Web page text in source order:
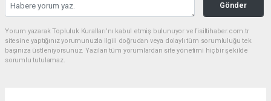
Gönder
Yorum yazarak Topluluk Kuralları’nı kabul etmiş bulunuyor ve fisiltihaber.com.tr
sitesine yaptığınız yorumunuzla ilgili doğrudan veya dolaylı tüm sorumluluğu tek
başınıza üstleniyorsunuz. Yazılan tüm yorumlardan site yönetimi hiçbir şekilde
sorumlu tutulamaz.